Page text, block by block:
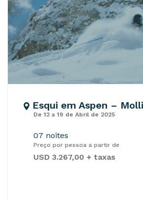
Esqui em Aspen –
De 12 a 19 de Abril de 2025
07 noites
Preço por pessoa a partir de
USD 3.267,00 + taxas